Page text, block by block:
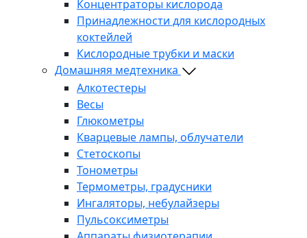
Концентраторы кислорода
Принадлежности для кислородных
коктейлей
Кислородные трубки и маски
Домашняя медтехника
Алкотестеры
Весы
Глюкометры
Кварцевые лампы, облучатели
Стетоскопы
Тонометры
Термометры, градусники
Ингаляторы, небулайзеры
Пульсоксиметры